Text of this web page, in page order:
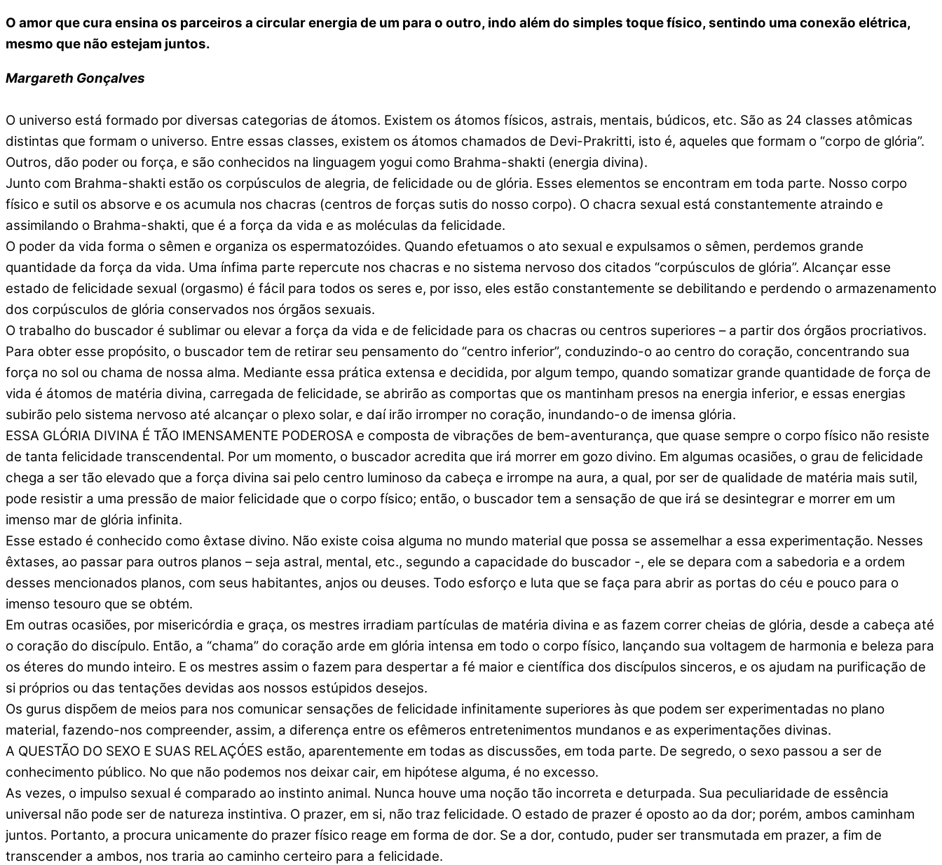
O amor que cura ensina os parceiros a circular energia de um para o outro, indo além do simples toque físico, sentindo uma conexão elétrica,
mesmo que não estejam juntos.
Margareth Gonçalves
O universo está formado por diversas categorias de átomos. Existem os átomos físicos, astrais, mentais, búdicos, etc. São as 24 classes atômicas
distintas que formam o universo. Entre essas classes, existem os átomos chamados de Devi-Prakritti, isto é, aqueles que formam o “corpo de glória”.
Outros, dão poder ou força, e são conhecidos na linguagem yogui como Brahma-shakti (energia divina).
Junto com Brahma-shakti estão os corpúsculos de alegria, de felicidade ou de glória. Esses elementos se encontram em toda parte. Nosso corpo
físico e sutil os absorve e os acumula nos chacras (centros de forças sutis do nosso corpo). O chacra sexual está constantemente atraindo e
assimilando o Brahma-shakti, que é a força da vida e as moléculas da felicidade.
O poder da vida forma o sêmen e organiza os espermatozóides. Quando efetuamos o ato sexual e expulsamos o sêmen, perdemos grande
quantidade da força da vida. Uma ínfima parte repercute nos chacras e no sistema nervoso dos citados “corpúsculos de glória”. Alcançar esse
estado de felicidade sexual (orgasmo) é fácil para todos os seres e, por isso, eles estão constantemente se debilitando e perdendo o armazenamento
dos corpúsculos de glória conservados nos órgãos sexuais.
O trabalho do buscador é sublimar ou elevar a força da vida e de felicidade para os chacras ou centros superiores – a partir dos órgãos procriativos.
Para obter esse propósito, o buscador tem de retirar seu pensamento do “centro inferior”, conduzindo-o ao centro do coração, concentrando sua
força no sol ou chama de nossa alma. Mediante essa prática extensa e decidida, por algum tempo, quando somatizar grande quantidade de força de
vida é átomos de matéria divina, carregada de felicidade, se abrirão as comportas que os mantinham presos na energia inferior, e essas energias
subirão pelo sistema nervoso até alcançar o plexo solar, e daí irão irromper no coração, inundando-o de imensa glória.
ESSA GLÓRIA DIVINA É TÃO IMENSAMENTE PODEROSA e composta de vibrações de bem-aventurança, que quase sempre o corpo físico não resiste
de tanta felicidade transcendental. Por um momento, o buscador acredita que irá morrer em gozo divino. Em algumas ocasiões, o grau de felicidade
chega a ser tão elevado que a força divina sai pelo centro luminoso da cabeça e irrompe na aura, a qual, por ser de qualidade de matéria mais sutil,
pode resistir a uma pressão de maior felicidade que o corpo físico; então, o buscador tem a sensação de que irá se desintegrar e morrer em um
imenso mar de glória infinita.
Esse estado é conhecido como êxtase divino. Não existe coisa alguma no mundo material que possa se assemelhar a essa experimentação. Nesses
êxtases, ao passar para outros planos – seja astral, mental, etc., segundo a capacidade do buscador -, ele se depara com a sabedoria e a ordem
desses mencionados planos, com seus habitantes, anjos ou deuses. Todo esforço e luta que se faça para abrir as portas do céu e pouco para o
imenso tesouro que se obtém.
Em outras ocasiões, por misericórdia e graça, os mestres irradiam partículas de matéria divina e as fazem correr cheias de glória, desde a cabeça até
o coração do discípulo. Então, a “chama” do coração arde em glória intensa em todo o corpo físico, lançando sua voltagem de harmonia e beleza para
os éteres do mundo inteiro. E os mestres assim o fazem para despertar a fé maior e científica dos discípulos sinceros, e os ajudam na purificação de
si próprios ou das tentações devidas aos nossos estúpidos desejos.
Os gurus dispõem de meios para nos comunicar sensações de felicidade infinitamente superiores às que podem ser experimentadas no plano
material, fazendo-nos compreender, assim, a diferença entre os efêmeros entretenimentos mundanos e as experimentações divinas.
A QUESTÃO DO SEXO E SUAS RELAÇÓES estão, aparentemente em todas as discussões, em toda parte. De segredo, o sexo passou a ser de
conhecimento público. No que não podemos nos deixar cair, em hipótese alguma, é no excesso.
As vezes, o impulso sexual é comparado ao instinto animal. Nunca houve uma noção tão incorreta e deturpada. Sua peculiaridade de essência
universal não pode ser de natureza instintiva. O prazer, em si, não traz felicidade. O estado de prazer é oposto ao da dor; porém, ambos caminham
juntos. Portanto, a procura unicamente do prazer físico reage em forma de dor. Se a dor, contudo, puder ser transmutada em prazer, a fim de
transcender a ambos, nos traria ao caminho certeiro para a felicidade.